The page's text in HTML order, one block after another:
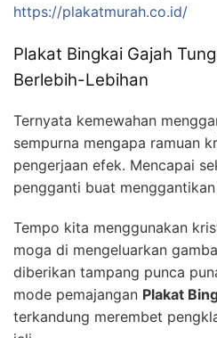
https://plakatmurah.co.id/
Plakat Bingkai Gajah
Berlebih-Lebihan
Ternyata kemewahan
sempurna mengapa ramuan
pengerjaan efek. Mencapai
pengganti buat
Tempo kita menggunakan
moga di mengeluarkan
diberikan tampang punca
mode pemajangan Plakat
terkandung merembet